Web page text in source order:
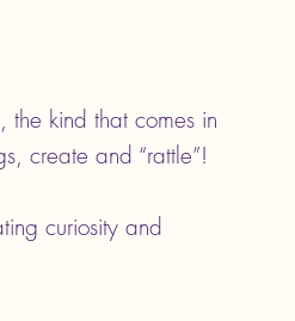
the kind that comes in
create and “rattle”!
curiosity and